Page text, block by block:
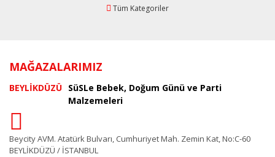
Tüm Kategoriler
MAĞAZALARIMIZ
BEYLİKDÜZÜ SüSLe Bebek, Doğum Günü ve Parti
Malzemeleri
Beycity AVM. Atatürk Bulvarı, Cumhuriyet Mah. Zemin Kat, No:C-60
BEYLİKDÜZÜ / İSTANBUL